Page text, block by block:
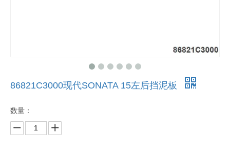
86821C3000现代SONATA 15左后挡泥板
数量：